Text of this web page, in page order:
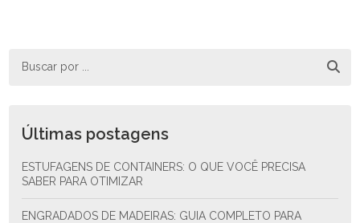
Últimas postagens
ESTUFAGENS DE CONTAINERS: O QUE VOCÊ PRECISA
SABER PARA OTIMIZAR
ENGRADADOS DE MADEIRAS: GUIA COMPLETO PARA